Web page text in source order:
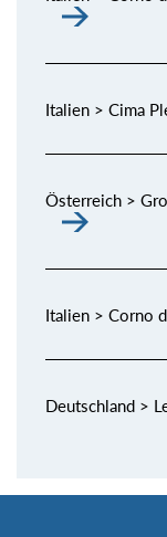
Italien > Cima
Österreich >
Italien > Corno
Deutschland >